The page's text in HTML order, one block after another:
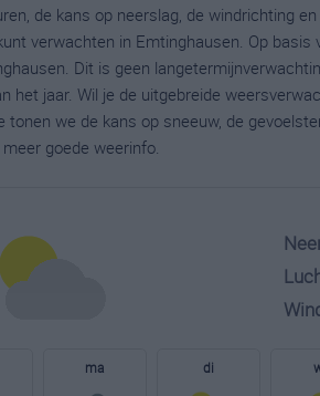
de kans op neerslag, de windrichting
verwachten in Emtinghausen. Op
Dit is geen
het jaar. Wil je de uitgebreide
we de kans op sneeuw, de
goede weerinfo.
ma di